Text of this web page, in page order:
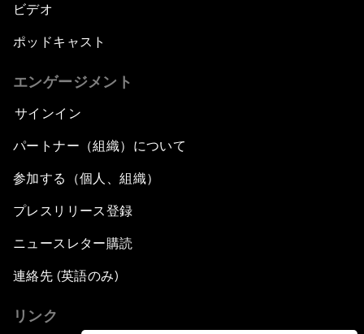
ビデオ
ポッドキャスト
エンゲージメント
サインイン
パートナー（組織）について
参加する（個人、組織）
プレスリリース登録
ニュースレター購読
連絡先 (英語のみ)
リンク